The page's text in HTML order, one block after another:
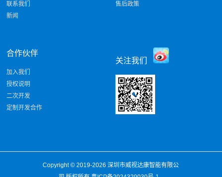
联系我们
新闻
售后政策
合作伙伴
加入我们
授权说明
二次开发
定制开发合作
关注我们
Copyright © 2019-2026深圳市威视达康智能有限公